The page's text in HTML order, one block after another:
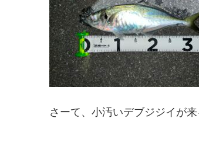
さーて、小汚いデブジジイが